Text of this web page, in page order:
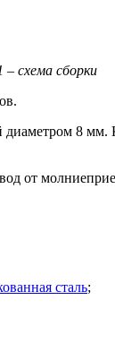
– схема сборки
8
от
сталь;